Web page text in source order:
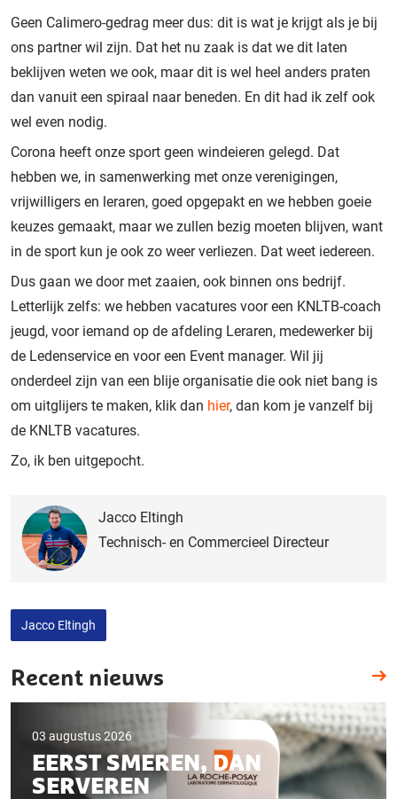
Geen Calimero-gedrag meer dus: dit is wat je krijgt als je bij
ons partner wil zijn. Dat het nu zaak is dat we dit laten
beklijven weten we ook, maar dit is wel heel anders praten
dan vanuit een spiraal naar beneden. En dit had ik zelf ook
wel even nodig.
Corona heeft onze sport geen windeieren gelegd. Dat
hebben we, in samenwerking met onze verenigingen,
vrijwilligers en leraren, goed opgepakt en we hebben goeie
keuzes gemaakt, maar we zullen bezig moeten blijven, want
in de sport kun je ook zo weer verliezen. Dat weet iedereen.
Dus gaan we door met zaaien, ook binnen ons bedrijf.
Letterlijk zelfs: we hebben vacatures voor een KNLTB-coach
jeugd, voor iemand op de afdeling Leraren, medewerker bij
de Ledenservice en voor een Event manager. Wil jij
onderdeel zijn van een blije organisatie die ook niet bang is
om uitglijers te maken, klik dan hier, dan kom je vanzelf bij
de KNLTB vacatures.
Zo, ik ben uitgepocht.
Jacco Eltingh
Technisch- en Commercieel Directeur
Jacco Eltingh
Recent nieuws
03 augustus 2026
EERST SMEREN, DAN
SERVEREN